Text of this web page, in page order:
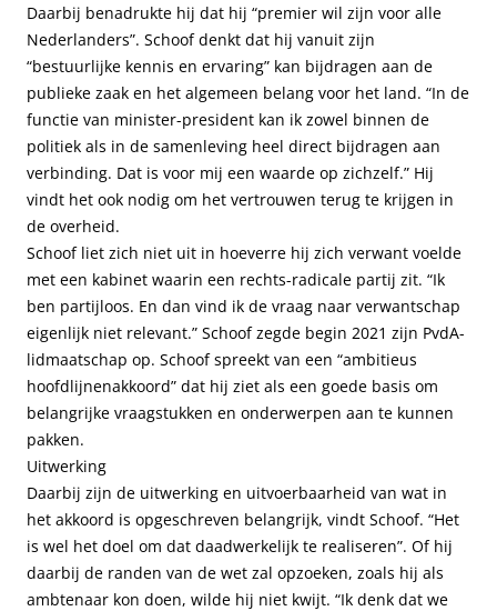
Daarbij benadrukte hij dat hij “premier wil zijn voor alle
Nederlanders”. Schoof denkt dat hij vanuit zijn
“bestuurlijke kennis en ervaring” kan bijdragen aan de
publieke zaak en het algemeen belang voor het land. “In de
functie van minister-president kan ik zowel binnen de
politiek als in de samenleving heel direct bijdragen aan
verbinding. Dat is voor mij een waarde op zichzelf.” Hij
vindt het ook nodig om het vertrouwen terug te krijgen in
de overheid.
Schoof liet zich niet uit in hoeverre hij zich verwant voelde
met een kabinet waarin een rechts-radicale partij zit. “Ik
ben partijloos. En dan vind ik de vraag naar verwantschap
eigenlijk niet relevant.” Schoof zegde begin 2021 zijn PvdA-
lidmaatschap op. Schoof spreekt van een “ambitieus
hoofdlijnenakkoord” dat hij ziet als een goede basis om
belangrijke vraagstukken en onderwerpen aan te kunnen
pakken.
Uitwerking
Daarbij zijn de uitwerking en uitvoerbaarheid van wat in
het akkoord is opgeschreven belangrijk, vindt Schoof. “Het
is wel het doel om dat daadwerkelijk te realiseren”. Of hij
daarbij de randen van de wet zal opzoeken, zoals hij als
ambtenaar kon doen, wilde hij niet kwijt. “Ik denk dat we